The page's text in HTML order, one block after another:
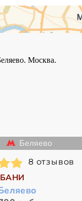
Беляево
8 отзывов